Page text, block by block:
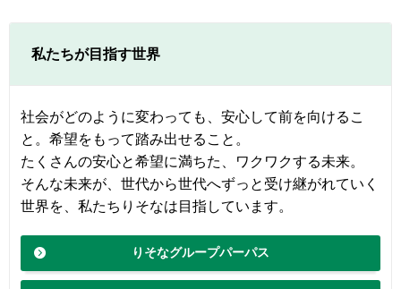
私たちが目指す世界
社会がどのように変わっても、安心して前を向けるこ
と。希望をもって踏み出せること。
たくさんの安心と希望に満ちた、ワクワクする未来。
そんな未来が、世代から世代へずっと受け継がれていく
世界を、私たちりそなは目指しています。
りそなグループパーパス